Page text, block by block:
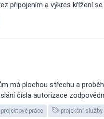
připojením a výkres křížení se
má plochou střechu a
čísla autorizace
projektové práce projekční služby